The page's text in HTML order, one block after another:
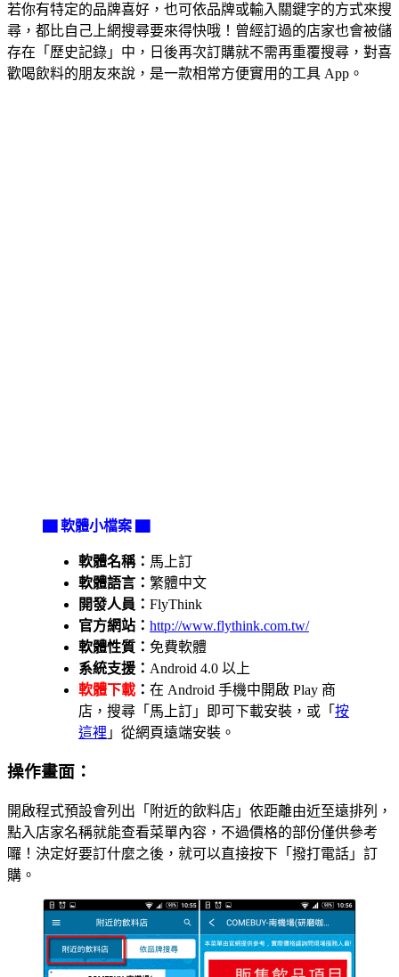
若你有特定的品牌喜好，也可依品牌或輸入關鍵字的方式來搜
尋，都比自己上網搜尋要來得快哦！曾經訂過的店家也會被儲
存在「歷史記錄」中，日後再次訂購就不需再重覆搜尋，對喜
歡喝飲料的朋友來說，是一款相常方便實用的工具 App。
▇ 軟體小檔案 ▇
軟體名稱： 馬上訂
軟體語言： 繁體中文
開發人員： FlyThink
官方網站： http://www.flythink.com.tw/
軟體性質： 免費軟體
系統支援： Android 4.0 以上
軟體下載 ： 在 Android 手機中開啟 Play 商
店，搜尋「馬上訂」即可下載安裝，或「 按
這裡 」從網頁遠端安裝。
操作畫面：
開啟程式預設會列出「附近的飲料店」依距離由近至遠排列，
點入店家名稱就能查看菜單內容，不過價格的部份僅供參考
囉！決定好要訂什麼之後，就可以直接按下「撥打電話」訂
購。